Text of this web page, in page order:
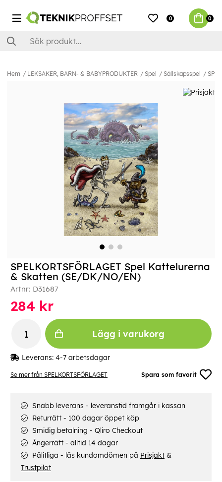
0 0
Hem LEKSAKER, BARN- & BABYPRODUKTER Spel Sällskapsspel
Se mer från SPELKORTSFÖRLAGET Spara som favorit
SPELKORTSFÖRLAGET Spel Kattelurerna
& Skatten (SE/DK/NO/EN)
Artnr: D31687
284 kr
Lägg i varukorg
Leverans: 4-7 arbetsdagar
Snabb leverans - leveranstid framgår i kassan
Returrätt - 100 dagar öppet köp
Smidig betalning - Qliro Checkout
Ångerrätt - alltid 14 dagar
Pålitliga - läs kundomdömen på Prisjakt &
Trustpilot